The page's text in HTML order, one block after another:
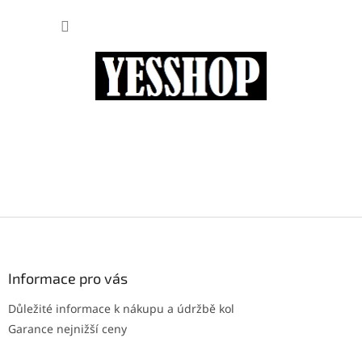
Informace pro vás
Důležité informace k nákupu a údržbě kol
Garance nejnižší ceny